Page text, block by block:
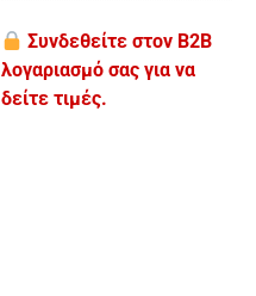
Συνδεθείτε στον B2B
λογαριασμό σας για να
δείτε τιμές.